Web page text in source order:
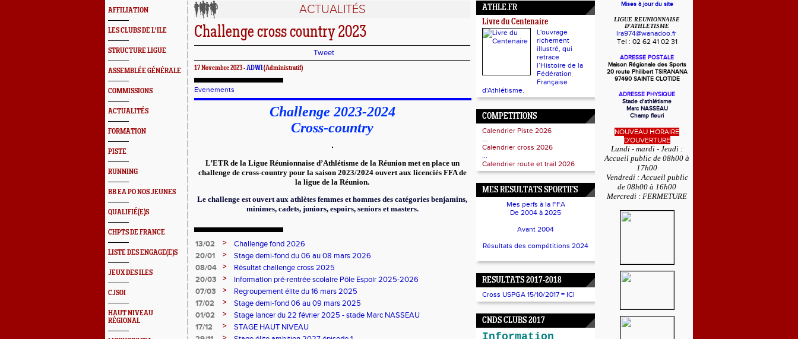
AFFILIATION
LES CLUBS DE L'ILE
STRUCTURE LIGUE
ASSEMBLÉE GÉNÉRALE
COMMISSIONS
ACTUALITÉS
FORMATION
PISTE
RUNNING
BB EA PO NOS JEUNES
QUALIFIÉ(E)S
CHPTS DE FRANCE
LISTE DES ENGAGE(E)S
JEUX DES ILES
CJSOI
HAUT NIVEAU
RÉGIONAL
ACTUALITÉS
Challenge cross country 2023
Tweet
17 Novembre 2023 -ADWI(Administratif)
Evenements
Challenge 2023-2024
Cross-country
L’ETR de la Ligue Réunionnaise d’Athlétisme de la Réunion met en place un
challenge de cross-country pour la saison 2023/2024 ouvert aux licenciés FFA de
la ligue de la Réunion.
Le challenge est ouvert aux athlètes femmes et hommes des catégories benjamins,
minimes, cadets, juniors, espoirs, seniors et masters.
13/02 >
Challenge fond 2026
20/01
>
Stage demi-fond du 06 au 08 mars 2026
08/04
>
Résultat challenge cross 2025
20/03
>
Information pré-rentrée scolaire Pôle Espoir 2025-2026
07/03
>
Regroupement élite du 16 mars 2025
17/02
>
Stage demi-fond 06 au 09 mars 2025
01/02
>
Stage lancer du 22 février 2025 - stade Marc NASSEAU
17/12
>
STAGE HAUT NIVEAU
ATHLE.FR
Livre du Centenaire
L'ouvrage
richement
illustré, qui
retrace
l’Histoire de la
Fédération
Française
d'Athlétisme.
COMPETITIONS
Calendrier Piste 2026
...
Calendrier cross 2026
...
Calendrier route et trail 2026
MES RESULTATS SPORTIFS
Mes perfs à la FFA
De 2004 à 2025
Avant 2004
Résultats des compétitions 2024
RESULTATS 2017-2018
Cross USPGA 15/10/2017 = ICI
CNDS CLUBS 2017
Information
Mises à jour du site
LIGUE REUNIONNAISE
D'ATHLETISME
lra974@wanadoo.fr
Tel : 02 62 41 02 31
ADRESSE POSTALE
Maison Régionale des Sports
20 route Philibert TSIRANANA
97490 SAINTE CLOTIDE
ADRESSE PHYSIQUE
Stade d'athlétisme
Marc NASSEAU
Champ fleuri
NOUVEAU HORAIRE
D'OUVERTURE
Lundi - mardi - Jeudi :
Accueil public de 08h00 à
17h00
Vendredi : Accueil public
de 08h00 à 16h00
Mercredi : FERMETURE